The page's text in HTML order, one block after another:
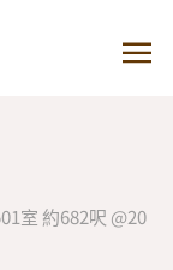
室 約682呎 @20